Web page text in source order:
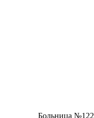
Больница №122